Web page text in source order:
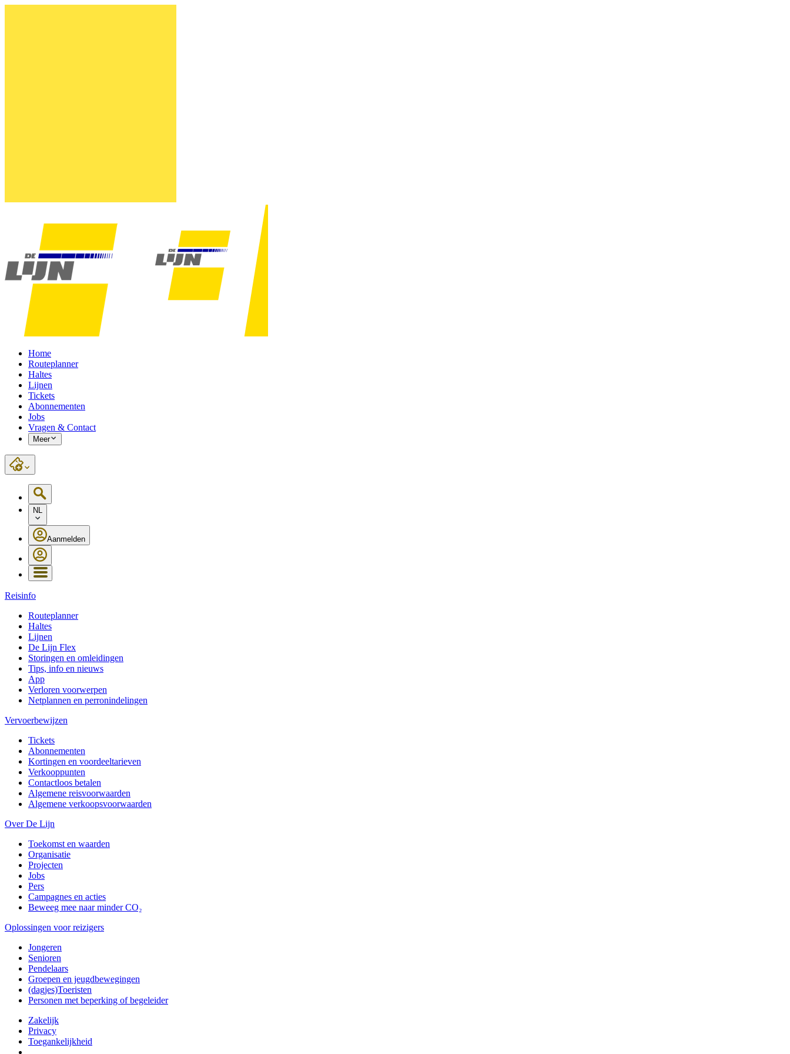
Home
Routeplanner
Haltes
Lijnen
Tickets
Abonnementen
Jobs
Vragen & Contact
Meer
NL
Aanmelden
Reisinfo
Routeplanner
Haltes
Lijnen
De Lijn Flex
Storingen en omleidingen
Tips, info en nieuws
App
Verloren voorwerpen
Netplannen en perronindelingen
Vervoerbewijzen
Tickets
Abonnementen
Kortingen en voordeeltarieven
Verkooppunten
Contactloos betalen
Algemene reisvoorwaarden
Algemene verkoopsvoorwaarden
Over De Lijn
Toekomst en waarden
Organisatie
Projecten
Jobs
Pers
Campagnes en acties
Beweeg mee naar minder CO₂
Oplossingen voor reizigers
Jongeren
Senioren
Pendelaars
Groepen en jeugdbewegingen
(dagjes)Toeristen
Personen met beperking of begeleider
Zakelijk
Privacy
Toegankelijkheid